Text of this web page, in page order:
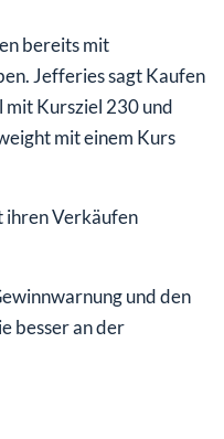
bereits mit
Jefferies sagt Kaufen
Kursziel 230 und
mit einem Kurs
ihren Verkäufen
und den
besser an der